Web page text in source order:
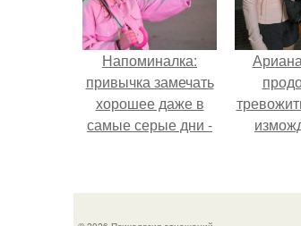
Напоминалка:
привычка замечать
хорошее даже в
самые серые дни -
саморазвитию.